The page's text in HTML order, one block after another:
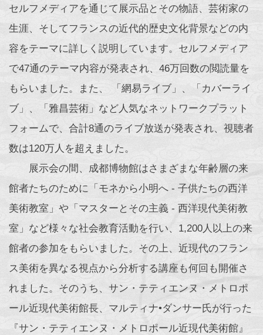
セルフメディアを通じて展示品とその物語、芸術家の
生涯、そしてフランスの近代的歴史文化背景などの内
容をテーマに詳しく説明しています。セルフメディア
で47通のテーマ内容が発表され、46万回数の閲読量を
もらいました。また、 「網易ライブ」、「カバーライ
ブ」、「雅昌芸術」など人気なネットワークプラット
フォームで、合計8通のライブ放送が発表され、視聴者
数は120万人を超えました。
展示会の間、成都博物館はさまざまな年齢層の来
館者たちのために「モネから小明へ - 子供たちの西洋
美術教室」や「マスターとその主義 - 西洋現代美術教
室」など様々な社会教育活動を行い、1,200人以上の来
館者の参加をもらいました。その上、近現代のフラン
ス美術を異なる視点から分析する講座も何回も開催さ
れました。そのうち、サン・テティエンヌ・メトロポ
ール近現代美術館長、マルティナ•ダンサー氏が行った
『サン・テティエンヌ・メトロポール近現代美術館』